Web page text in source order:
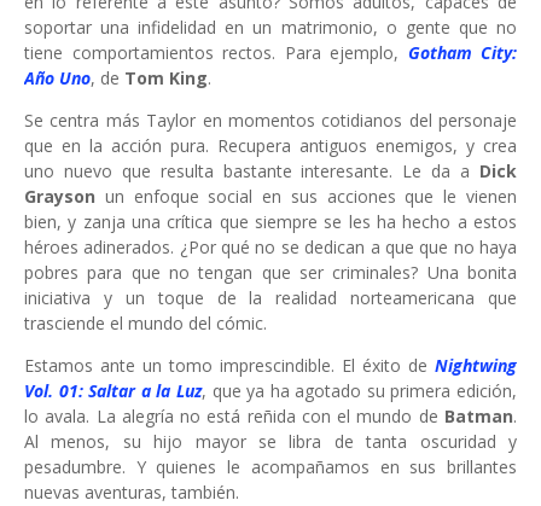
soportar una infidelidad en un matrimonio, o gente que no
tiene comportamientos rectos. Para ejemplo, Gotham City:
Año Uno, de Tom King.
Se centra más Taylor en momentos cotidianos del personaje
que en la acción pura. Recupera antiguos enemigos, y crea
uno nuevo que resulta bastante interesante. Le da a Dick
Grayson un enfoque social en sus acciones que le vienen
bien, y zanja una crítica que siempre se les ha hecho a estos
héroes adinerados. ¿Por qué no se dedican a que que no haya
pobres para que no tengan que ser criminales? Una bonita
iniciativa y un toque de la realidad norteamericana que
trasciende el mundo del cómic.
Estamos ante un tomo imprescindible. El éxito de Nightwing
Vol. 01: Saltar a la Luz, que ya ha agotado su primera edición,
lo avala. La alegría no está reñida con el mundo de Batman.
Al menos, su hijo mayor se libra de tanta oscuridad y
pesadumbre. Y quienes le acompañamos en sus brillantes
nuevas aventuras, también.